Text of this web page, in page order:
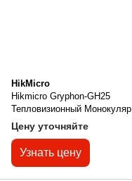
HikMicro
Hikmicro Gryphon-GH25
Тепловизионный Монокуляр
Цену уточняйте
Узнать цену